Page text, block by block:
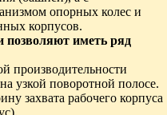
опорных колес и
корпусов.
позволяют иметь ряд
производительности
узкой поворотной полосе.
захвата рабочего корпуса